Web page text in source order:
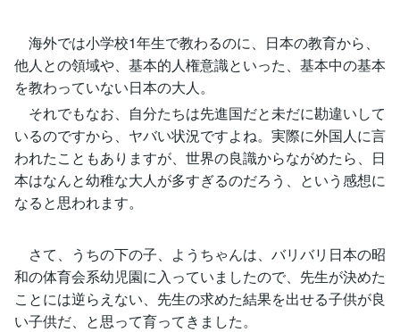
海外では小学校1年生で教わるのに、日本の教育から、
他人との領域や、基本的人権意識といった、基本中の基本
を教わっていない日本の大人。
それでもなお、自分たちは先進国だと未だに勘違いして
いるのですから、ヤバい状況ですよね。実際に外国人に言
われたこともありますが、世界の良識からながめたら、日
本はなんと幼稚な大人が多すぎるのだろう、という感想に
なると思われます。
さて、うちの下の子、ようちゃんは、バリバリ日本の昭
和の体育会系幼児園に入っていましたので、先生が決めた
ことには逆らえない、先生の求めた結果を出せる子供が良
い子供だ、と思って育ってきました。